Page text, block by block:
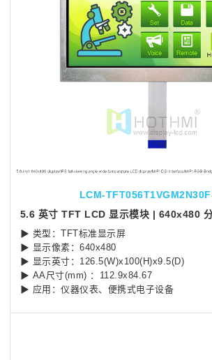
LCM-
▶ 类型：TFT标准显示屏
▶ 显示像素：640x480
▶ 显示英寸：126.5(W)x100(H)x9.5(D)
▶ AA尺寸(mm) ：112.9x84.67
▶ 应用：仪器仪表、便携式电子设备